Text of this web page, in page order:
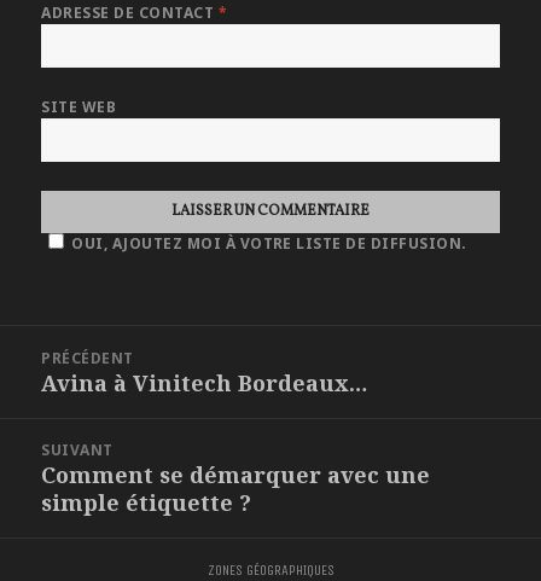
ADRESSE DE CONTACT *
SITE WEB
OUI, AJOUTEZ MOI À VOTRE LISTE DE DIFFUSION.
PRÉCÉDENT
Article
Avina à Vinitech Bordeaux…
SUIVANT
Article
suivant :
Comment se démarquer avec une
simple étiquette ?
ZONES GÉOGRAPHIQUES